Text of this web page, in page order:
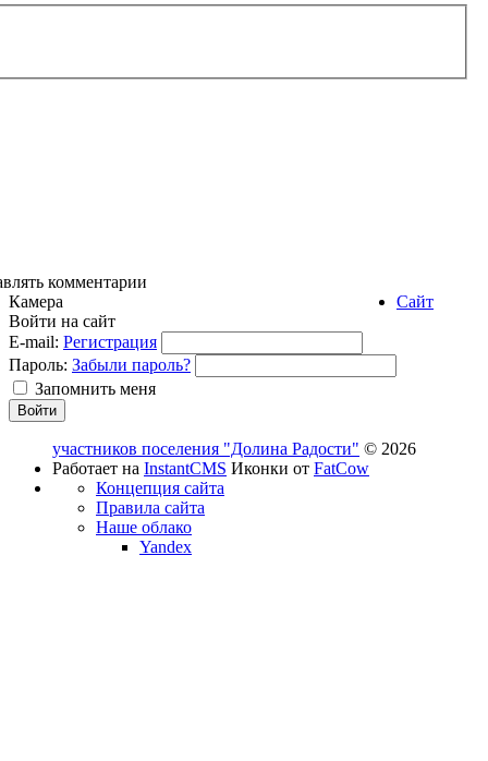
комментарии
Камера
Войти на сайт
E-mail: Регистрация
Пароль: Забыли пароль?
Запомнить меня
Сайт
участников поселения "Долина Радости" © 2026
Работает на InstantCMS Иконки от FatCow
Концепция сайта
Правила сайта
Наше облако
Yandex